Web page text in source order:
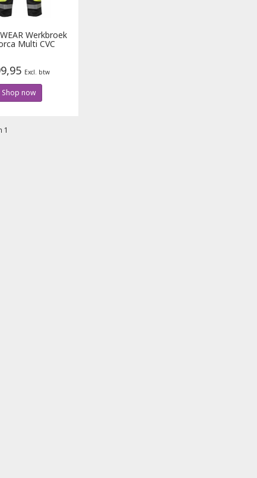
Werkbroek
Multi CVC
Excl. btw
Shop now
1